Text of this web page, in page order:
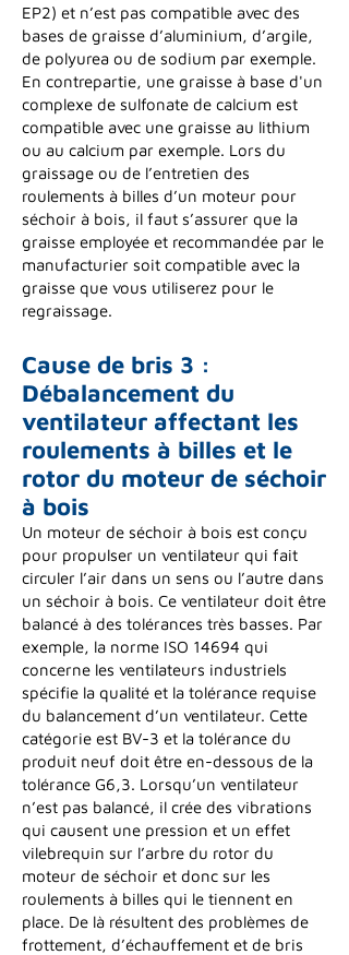
EP2) et n’est pas compatible avec des
bases de graisse d’aluminium, d’argile,
de polyurea ou de sodium par exemple.
En contrepartie, une graisse à base d'un
complexe de sulfonate de calcium est
compatible avec une graisse au lithium
ou au calcium par exemple. Lors du
graissage ou de l’entretien des
roulements à billes d’un moteur pour
séchoir à bois, il faut s’assurer que la
graisse employée et recommandée par le
manufacturier soit compatible avec la
graisse que vous utiliserez pour le
regraissage.
Cause de bris 3 :
Débalancement du
ventilateur affectant les
roulements à billes et le
rotor du moteur de séchoir
à bois
Un moteur de séchoir à bois est conçu
pour propulser un ventilateur qui fait
circuler l’air dans un sens ou l’autre dans
un séchoir à bois. Ce ventilateur doit être
balancé à des tolérances très basses. Par
exemple, la norme ISO 14694 qui
concerne les ventilateurs industriels
spécifie la qualité et la tolérance requise
du balancement d’un ventilateur. Cette
catégorie est BV-3 et la tolérance du
produit neuf doit être en-dessous de la
tolérance G6,3. Lorsqu’un ventilateur
n’est pas balancé, il crée des vibrations
qui causent une pression et un effet
vilebrequin sur l’arbre du rotor du
moteur de séchoir et donc sur les
roulements à billes qui le tiennent en
place. De là résultent des problèmes de
frottement, d’échauffement et de bris